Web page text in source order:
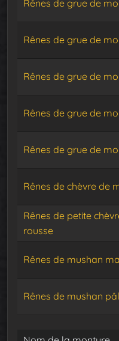
Rênes de grue de
Rênes de grue de
Rênes de grue de
Rênes de grue de
Rênes de grue de
Rênes de chèvre de
Rênes de petite
rousse
Rênes de mushan
Rênes de mushan